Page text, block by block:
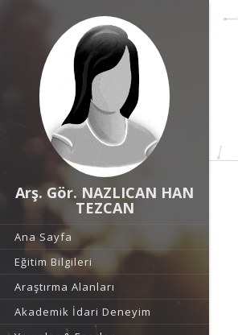
Arş. Gör. NAZLICAN HAN
TEZCAN
Ana Sayfa
Eğitim Bilgileri
Araştırma Alanları
Akademik İdari Deneyim